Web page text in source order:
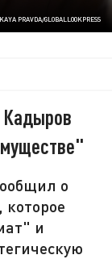
PRAVDA/GLOBALLOOKPRESS
Кадыров
о
и